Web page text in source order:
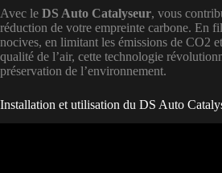
Avec le DS Auto Catalyseur, vous
réduction de votre empreinte carbone. En
nocives, en limitant les émissions de CO2
qualité de l’air, cette technologie
préservation de l’environnement.
Installation et utilisation du DS Auto